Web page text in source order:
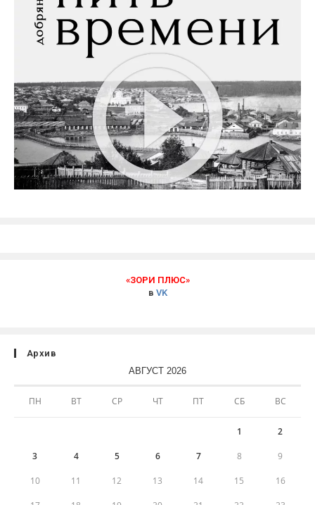
«ЗОРИ ПЛЮС»
в VK
Архив
АВГУСТ 2026
ПН ВТ СР ЧТ ПТ СБ ВС
1 2
3 4 5 6 7 8 9
10 11 12 13 14 15 16